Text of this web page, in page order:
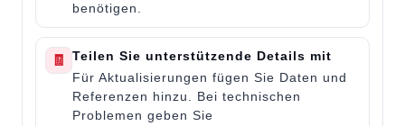
benötigen.
🧾
Teilen Sie unterstützende Details mit
Für Aktualisierungen fügen Sie Daten und
Referenzen hinzu. Bei technischen
Problemen geben Sie